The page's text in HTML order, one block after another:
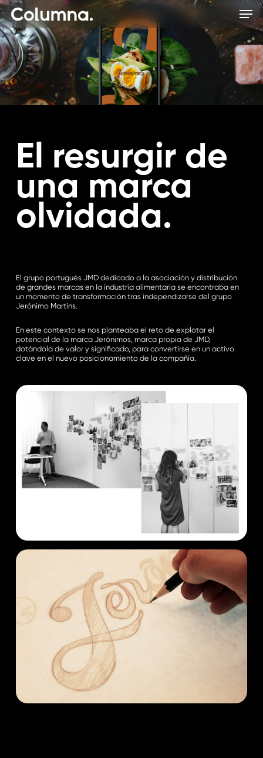
Skip
to
main
content
El resurgir de
una marca
olvidada.
El grupo portugués JMD dedicado a la asociación y distribución
de grandes marcas en la industria alimentaria se encontraba en
un momento de transformación tras independizarse del grupo
Jerónimo Martins.
En este contexto se nos planteaba el reto de explotar el
potencial de la marca Jerónimos, marca propia de JMD,
dotándola de valor y significado, para convertirse en un activo
clave en el nuevo posicionamiento de la compañía.